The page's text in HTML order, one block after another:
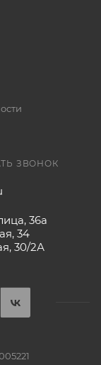
ЗВОНОК
36а
34
30/2А